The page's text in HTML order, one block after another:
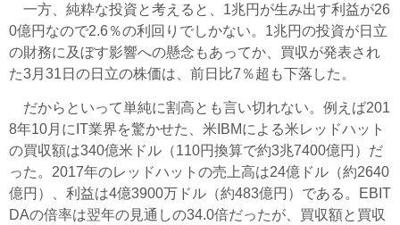
一方、純粋な投資と考えると、1兆円が生み出す利益が26
0億円なので2.6％の利回りでしかない。1兆円の投資が日立
の財務に及ぼす影響への懸念もあってか、買収が発表され
た3月31日の日立の株価は、前日比7％超も下落した。
だからといって単純に割高とも言い切れない。例えば201
8年10月にIT業界を驚かせた、米IBMによる米レッドハット
の買収額は340億米ドル（110円換算で約3兆7400億円）だ
った。2017年のレッドハットの売上高は24億ドル（約2640
億円）、利益は4億3900万ドル（約483億円）である。EBIT
DAの倍率は翌年の見通しの34.0倍だったが、買収額と買収